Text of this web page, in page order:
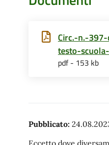
Circ.-n.-
testo-
pdf - 153 kb
Pubblicato:
Eccetto dove